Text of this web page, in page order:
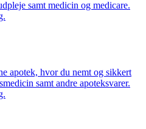
samt medicin og medicare.
apotek, hvor du nemt og sikkert
samt andre apoteksvarer.